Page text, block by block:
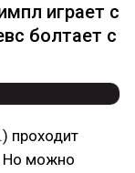
играет с
болтает с
проходит
Но можно